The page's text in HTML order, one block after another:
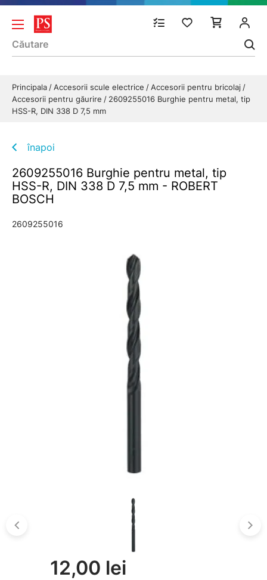
Principala Accesorii scule electrice
Accesorii pentru bricolaj
Accesorii pentru găurire
2609255016 Burghie pentru metal, tip
HSS-R, DIN 338 D 7,5 mm
înapoi
2609255016 Burghie pentru metal, tip
HSS-R, DIN 338 D 7,5 mm - ROBERT
BOSCH
2609255016
12,00 lei